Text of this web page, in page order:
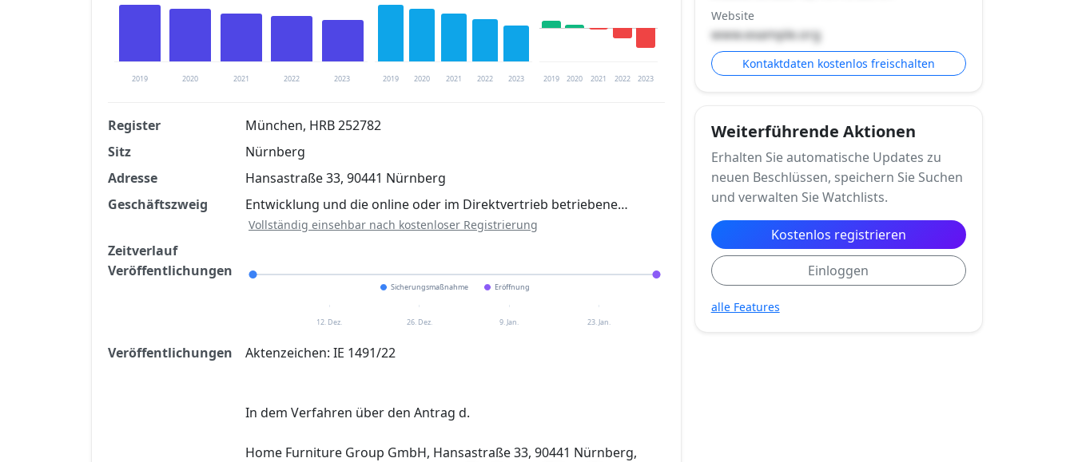
2019 2020 2021 2022 2023 2019 2020 2021 2022 2023 2019 2020 2021 2022 2023
Finanzkennzahlen nach kostenloser Registrierung verfügbar
Jetzt kostenlos registrieren
Register
München, HRB 252782
Sitz
Nürnberg
Adresse
Hansastraße 33, 90441 Nürnberg
Geschäftszweig
Entwicklung und die online oder im Direktvertrieb betriebene…
Vollständig einsehbar nach kostenloser Registrierung
Zeitverlauf
Veröffentlichungen
Sicherungsmaßnahme Eröffnung
12. Dez. 26. Dez. 9. Jan. 23. Jan.
Veröffentlichungen Aktenzeichen: IE 1491/22
In dem Verfahren über den Antrag d.
Home Furniture Group GmbH, Hansastraße 33, 90441 Nürnberg,
Website
www.example.org
Kontaktdaten kostenlos freischalten
Weiterführende Aktionen
Erhalten Sie automatische Updates zu
neuen Beschlüssen, speichern Sie Suchen
und verwalten Sie Watchlists.
Kostenlos registrieren
Einloggen
alle Features